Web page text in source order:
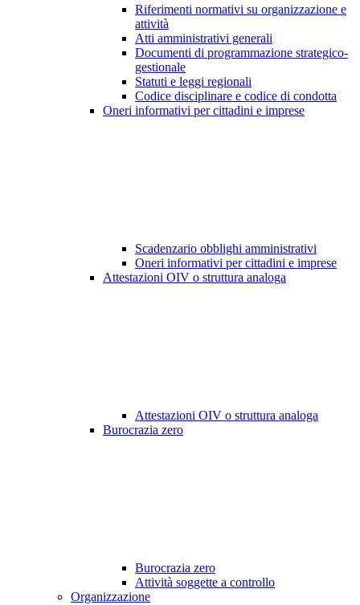
Riferimenti normativi su organizzazione e
attività
Atti amministrativi generali
Documenti di programmazione strategico-
gestionale
Statuti e leggi regionali
Codice disciplinare e codice di condotta
Oneri informativi per cittadini e imprese
Scadenzario obblighi amministrativi
Oneri informativi per cittadini e imprese
Attestazioni OIV o struttura analoga
Attestazioni OIV o struttura analoga
Burocrazia zero
Burocrazia zero
Attività soggette a controllo
Organizzazione